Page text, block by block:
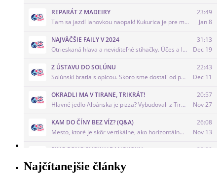
Najčítanejšie články